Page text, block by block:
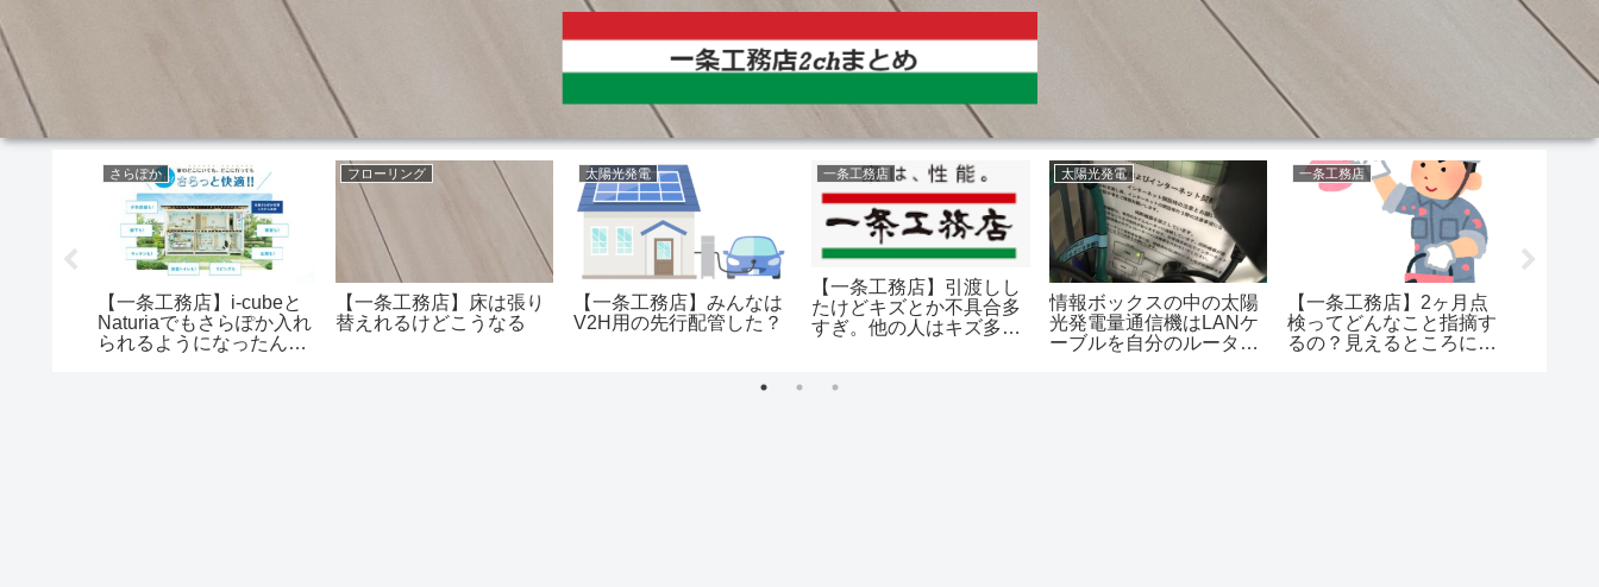
さらぽか
【一条工務店】i-cubeと
Naturiaでもさらぽか入れ
られるようになったんだ
フローリング
【一条工務店】床は張り
替えれるけどこうなる
太陽光発電
【一条工務店】みんなは
V2H用の先行配管した？
一条工務店
【一条工務店】引渡しし
たけどキズとか不具合多
すぎ。他の人はキズ多か
太陽光発電
情報ボックスの中の太陽
光発電量通信機はLANケ
ーブルを自分のルーター
一条工務店
【一条工務店】2ヶ月点
検ってどんなこと指摘す
るの？見えるところに不